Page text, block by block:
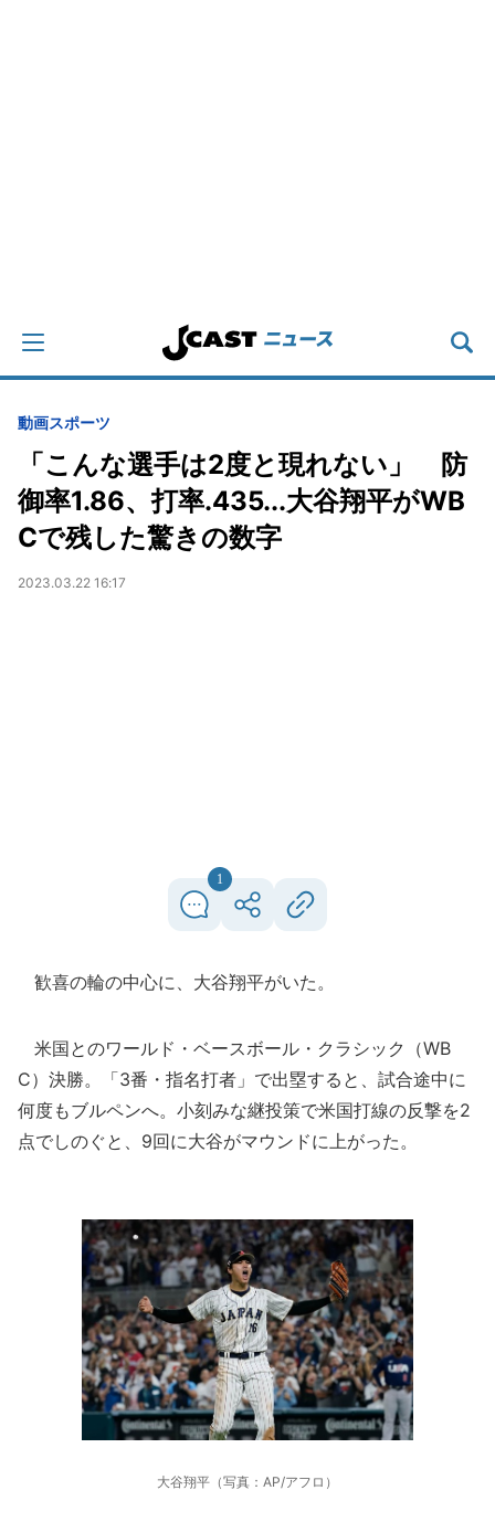
動画スポーツ
「こんな選手は2度と現れない」 防
御率1.86、打率.435...大谷翔平がWB
Cで残した驚きの数字
2023.03.22 16:17
1
歓喜の輪の中心に、大谷翔平がいた。
米国とのワールド・ベースボール・クラシック（WB
C）決勝。「3番・指名打者」で出塁すると、試合途中に
何度もブルペンへ。小刻みな継投策で米国打線の反撃を2
点でしのぐと、9回に大谷がマウンドに上がった。
大谷翔平（写真：AP/アフロ）